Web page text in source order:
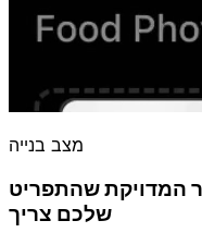
מצב בנייה
המדויקת שהתפריט
שלכם צריך